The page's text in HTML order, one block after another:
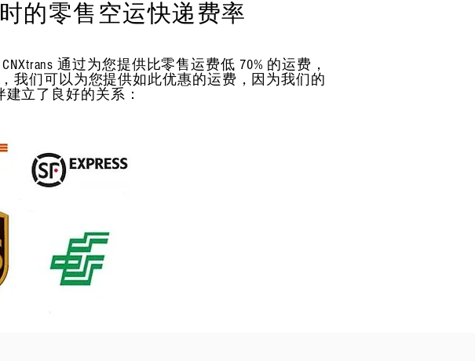
的零售空运快递费率
通过为您提供比零售运费低 70% 的运费，
我们可以为您提供如此优惠的运费，因为我们的
立了良好的关系：